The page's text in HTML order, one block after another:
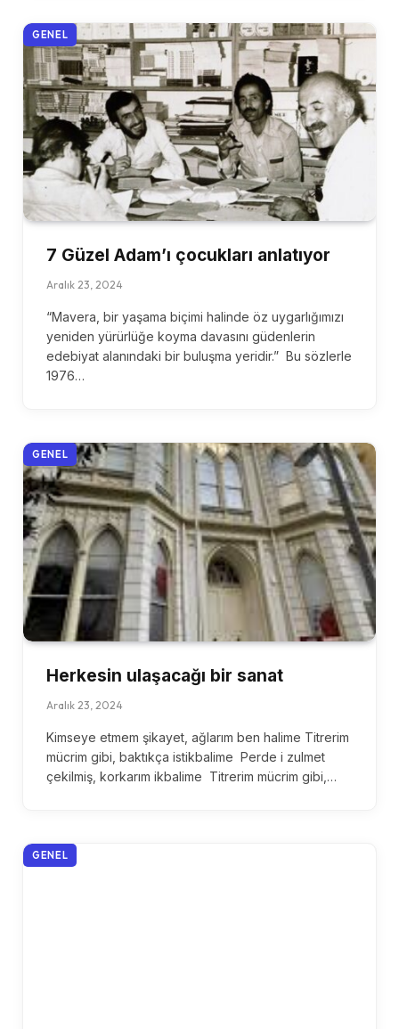
GENEL
7 Güzel Adam’ı çocukları anlatıyor
Aralık 23, 2024
“Mavera, bir yaşama biçimi halinde öz uygarlığımızı
yeniden yürürlüğe koyma davasını güdenlerin
edebiyat alanındaki bir buluşma yeridir.” Bu sözlerle
1976…
GENEL
Herkesin ulaşacağı bir sanat
Aralık 23, 2024
Kimseye etmem şikayet, ağlarım ben halime Titrerim
mücrim gibi, baktıkça istikbalime Perde i zulmet
çekilmiş, korkarım ikbalime Titrerim mücrim gibi,…
GENEL